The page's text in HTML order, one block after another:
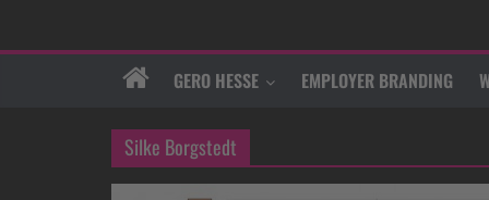
GERO HESSE EMPLOYER BRANDING
Silke Borgstedt